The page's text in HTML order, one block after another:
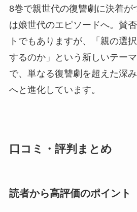
8巻で親世代の復讐劇に決着が
は娘世代のエピソードへ。賛
トでもありますが、「親の選
するのか」という新しいテー
で、単なる復讐劇を超えた深
へと進化しています。
口コミ・評判まとめ
読者から高評価のポイント